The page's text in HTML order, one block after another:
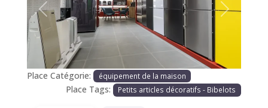
Précédente Prochaine
Place Catégorie: équipement de la maison
Place Tags: Petits articles décoratifs - Bibelots